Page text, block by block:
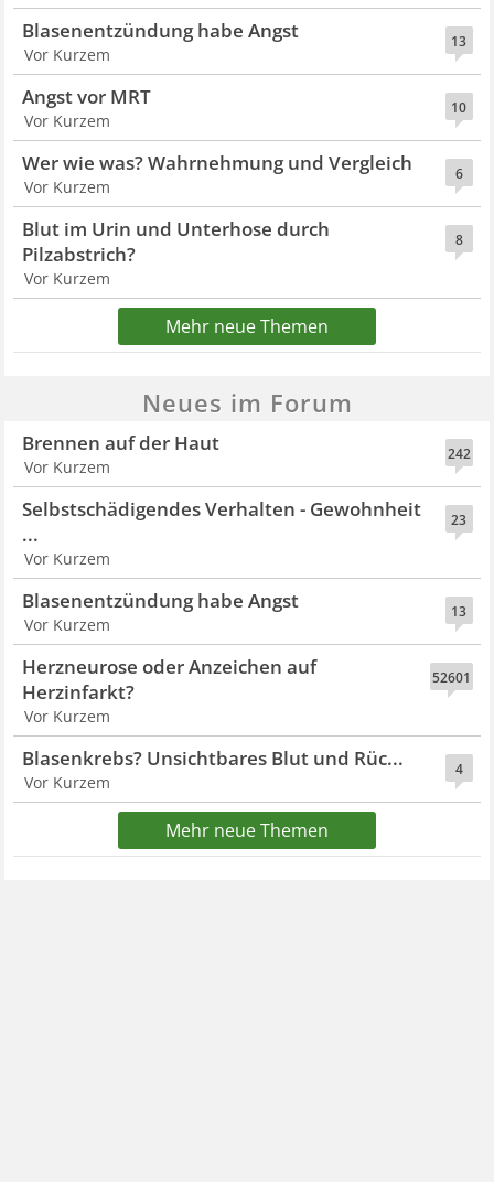
13
Blasenentzündung habe Angst
Vor Kurzem
10
Angst vor MRT
Vor Kurzem
6
Wer wie was? Wahrnehmung und Vergleich
Vor Kurzem
8
Blut im Urin und Unterhose durch
Pilzabstrich?
Vor Kurzem
Mehr neue Themen
Neues im Forum
242
Brennen auf der Haut
Vor Kurzem
23
Selbstschädigendes Verhalten - Gewohnheit
...
Vor Kurzem
13
Blasenentzündung habe Angst
Vor Kurzem
52601
Herzneurose oder Anzeichen auf
Herzinfarkt?
Vor Kurzem
4
Blasenkrebs? Unsichtbares Blut und Rüc...
Vor Kurzem
Mehr neue Themen